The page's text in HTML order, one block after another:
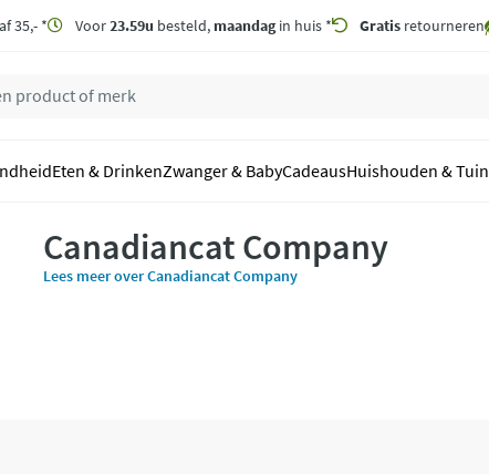
35,- * Voor23.59u besteld, maandagin huis * Gratis retourneren
Eten & DrinkenZwanger & BabyCadeausHuishouden & Tuin
Canadiancat Company
Lees meer over Canadiancat Company